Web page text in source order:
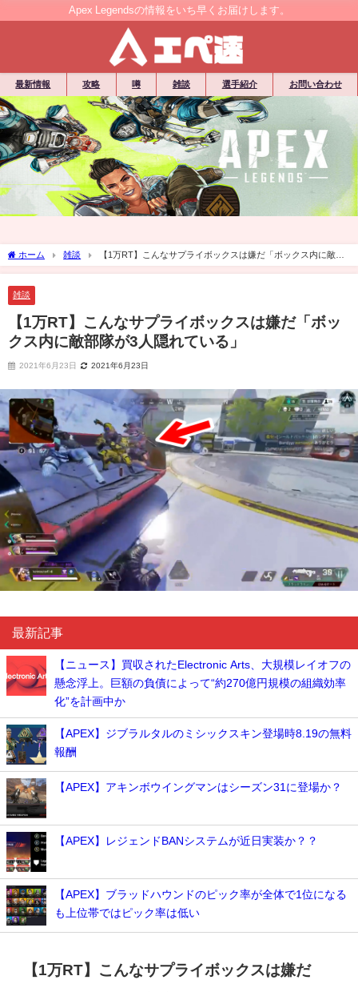
Apex Legendsの情報をいち早くお届けします。
最新情報 攻略 噂 雑談 選手紹介 お問い合わせ
ホーム 雑談
【1万RT】こんなサプライボックスは嫌だ「ボックス内に敵部
隊が3人隠れている」
雑談
【1万RT】こんなサプライボックスは嫌だ「ボッ
クス内に敵部隊が3人隠れている」
2021年6月23日 2021年6月23日
最新記事
【ニュース】買収されたElectronic Arts、大規模レイオフの
懸念浮上。巨額の負債によって“約270億円規模の組織効率
化”を計画中か
【APEX】ジブラルタルのミシックスキン登場時8.19の無料
報酬
【APEX】アキンボウイングマンはシーズン31に登場か？
【APEX】レジェンドBANシステムが近日実装か？？
【APEX】ブラッドハウンドのピック率が全体で1位になる
も上位帯ではピック率は低い
【1万RT】こんなサプライボックスは嫌だ